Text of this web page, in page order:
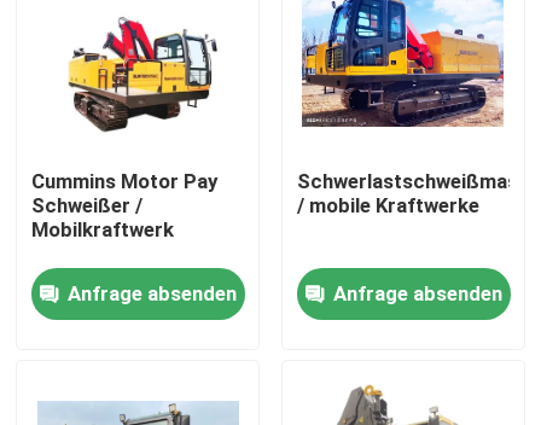
Haus
Videos
Cummins Motor Pay
Schweißer /
Mobilkraftwerk
Anfrage absenden
/ mobile Kraftwerke
Anfrage absenden